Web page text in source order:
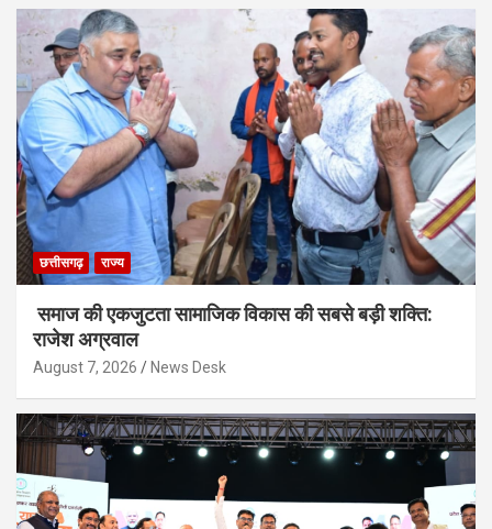
छत्तीसगढ़ राज्य
समाज की एकजुटता सामाजिक विकास की सबसे बड़ी शक्ति:
राजेश अग्रवाल
August 7, 2026 News Desk